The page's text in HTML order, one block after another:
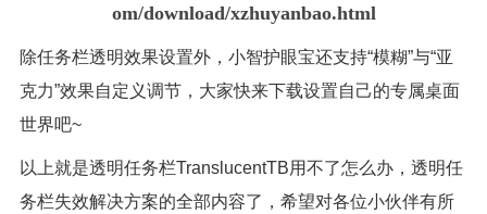
om/download/xzhuyanbao.html
除任务栏透明效果设置外，小智护眼宝还支持“模糊”与“亚
克力”效果自定义调节，大家快来下载设置自己的专属桌面
世界吧~
以上就是透明任务栏TranslucentTB用不了怎么办，透明任
务栏失效解决方案的全部内容了，希望对各位小伙伴有所